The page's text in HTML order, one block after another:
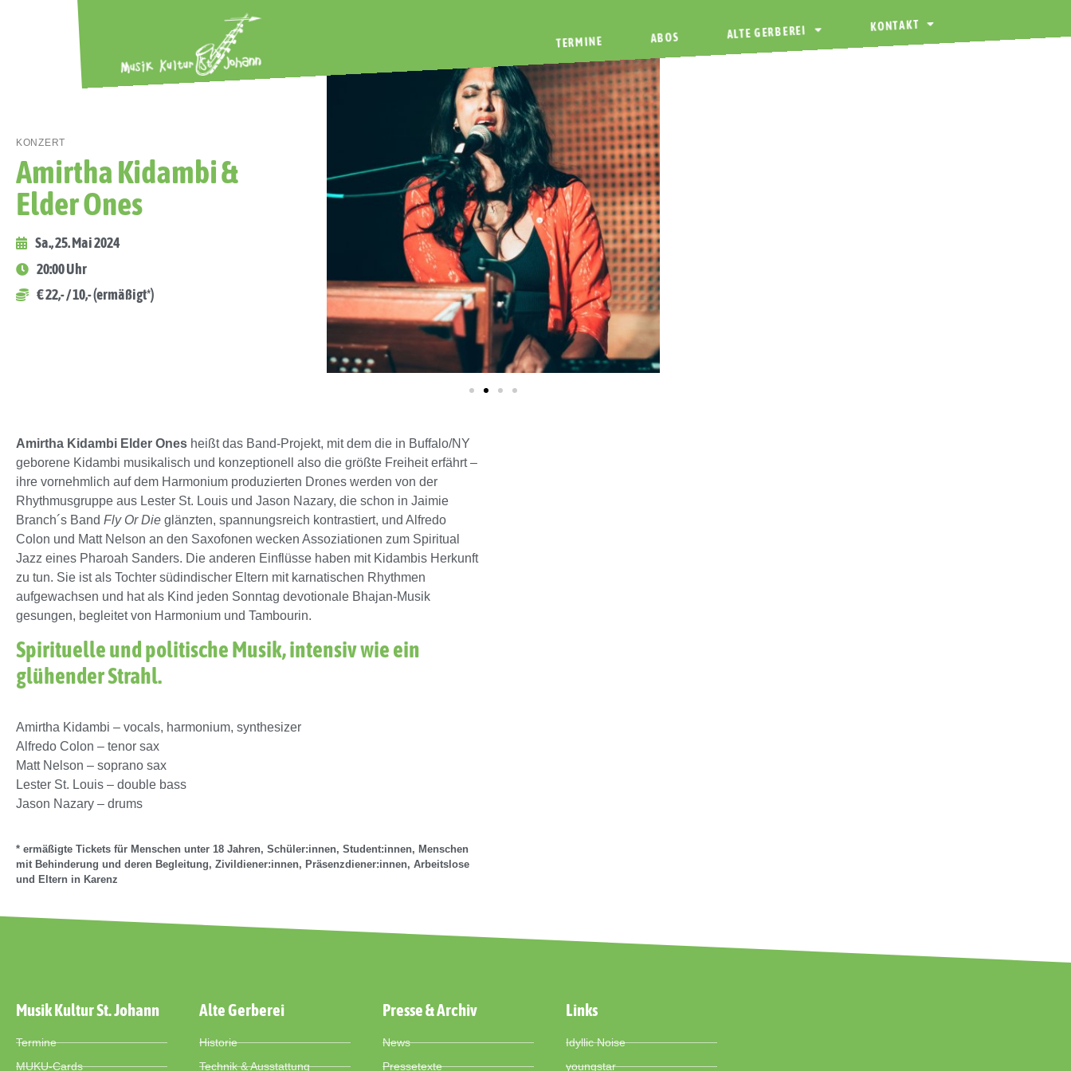
TERMINE ABOS ALTE GERBEREI KONTAKT
KONZERT
Amirtha Kidambi &
Elder Ones
Sa., 25. Mai 2024
20:00 Uhr
€ 22,- / 10,- (ermäßigt*)
Amirtha Kidambi Elder Ones heißt das Band-Projekt, mit dem die in Buffalo/NY
geborene Kidambi musikalisch und konzeptionell also die größte Freiheit erfährt –
ihre vornehmlich auf dem Harmonium produzierten Drones werden von der
Rhythmusgruppe aus Lester St. Louis und Jason Nazary, die schon in Jaimie
Branch´s Band Fly Or Die glänzten, spannungsreich kontrastiert, und Alfredo
Colon und Matt Nelson an den Saxofonen wecken Assoziationen zum Spiritual
Jazz eines Pharoah Sanders. Die anderen Einflüsse haben mit Kidambis Herkunft
zu tun. Sie ist als Tochter südindischer Eltern mit karnatischen Rhythmen
aufgewachsen und hat als Kind jeden Sonntag devotionale Bhajan-Musik
gesungen, begleitet von Harmonium und Tambourin.
Spirituelle und politische Musik, intensiv wie ein
glühender Strahl.
Amirtha Kidambi – vocals, harmonium, synthesizer
Alfredo Colon – tenor sax
Matt Nelson – soprano sax
Lester St. Louis – double bass
Jason Nazary – drums
* ermäßigte Tickets für Menschen unter 18 Jahren, Schüler:innen, Student:innen, Menschen
mit Behinderung und deren Begleitung, Zivildiener:innen, Präsenzdiener:innen, Arbeitslose
und Eltern in Karenz
Musik Kultur St. Johann
Termine
MUKU-Cards
Alte Gerberei
Historie
Technik & Ausstattung
Presse & Archiv
News
Pressetexte
Links
Idyllic Noise
youngstar